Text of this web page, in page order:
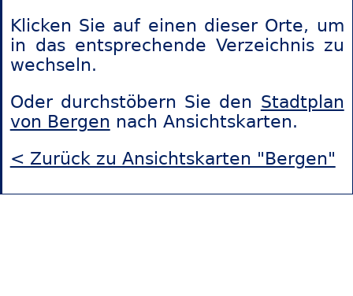
Klicken Sie auf einen dieser Orte, um
in das entsprechende Verzeichnis zu
wechseln.
Oder durchstöbern Sie den Stadtplan
von Bergen nach Ansichtskarten.
< Zurück zu Ansichtskarten "Bergen"